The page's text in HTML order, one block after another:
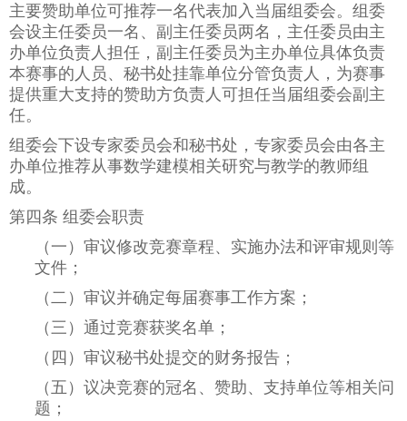
主要赞助单位可推荐一名代表加入当届组委会。组委
会设主任委员一名、副主任委员两名，主任委员由主
办单位负责人担任，副主任委员为主办单位具体负责
本赛事的人员、秘书处挂靠单位分管负责人，为赛事
提供重大支持的赞助方负责人可担任当届组委会副主
任。
组委会下设专家委员会和秘书处，专家委员会由各主
办单位推荐从事数学建模相关研究与教学的教师组
成。
第四条 组委会职责
（一）审议修改竞赛章程、实施办法和评审规则等
文件；
（二）审议并确定每届赛事工作方案；
（三）通过竞赛获奖名单；
（四）审议秘书处提交的财务报告；
（五）议决竞赛的冠名、赞助、支持单位等相关问
题；